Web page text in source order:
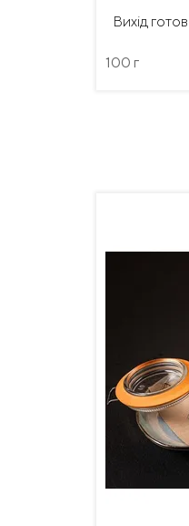
Вихід
100 г